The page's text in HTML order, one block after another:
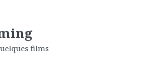
films